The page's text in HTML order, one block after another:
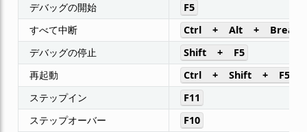
デバッグの開始
F5
すべて中断
Ctrl + Alt +
Break
デバッグの停止
Shift +
F5
再起動
Ctrl + Shift +
F5
ステップイン
F11
ステップオーバー
F10